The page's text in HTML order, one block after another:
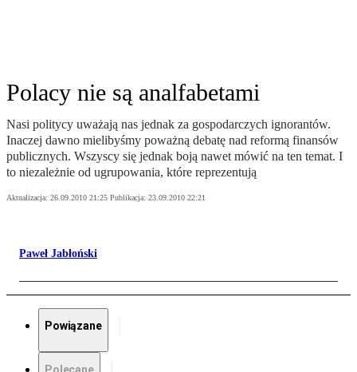
Polacy nie są analfabetami
Nasi politycy uważają nas jednak za gospodarczych ignorantów.
Inaczej dawno mielibyśmy poważną debatę nad reformą finansów
publicznych. Wszyscy się jednak boją nawet mówić na ten temat. I
to niezależnie od ugrupowania, które reprezentują
Aktualizacja: 26.09.2010 21:25 Publikacja: 23.09.2010 22:21
Paweł Jabłoński
Powiązane